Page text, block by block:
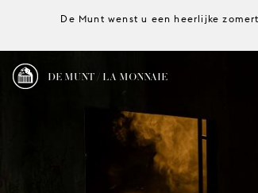
De Munt wenst u een heerlijke
DE MUNT / LA MONNAIE